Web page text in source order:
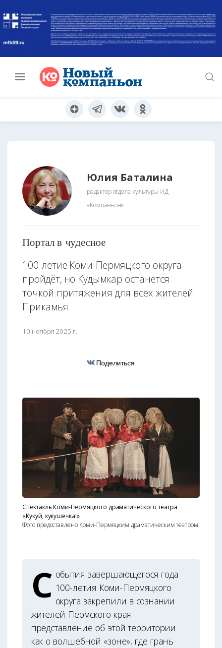
Юлия Баталина
редактор отдела культуры ИД
«Компаньон»
Портал в чудесное
100-летие Коми-Пермяцкого округа
пройдёт, но Кудымкар останется
точкой притяжения для всех жителей
Прикамья
10 ноября 2025 г.
Поделиться
Спектакль Коми-Пермяцкого драматиче­ского театра
«Кукуй, кукушечка!»
Фото предоставлено Коми-Пермяцким драматическим театром
С обытия завершающегося года
100-летия Коми-Пермяцкого
округа закрепили в сознании
жителей Пермского края
представление об этой территории
как о волшебной «зоне», где грань